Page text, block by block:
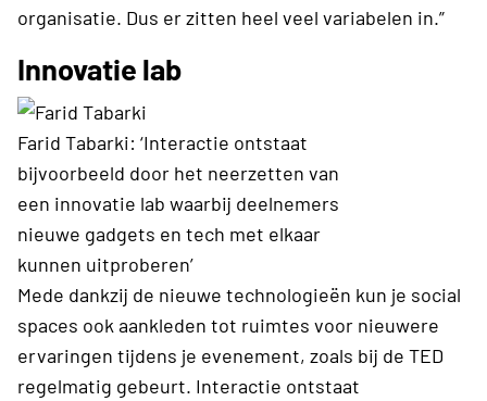
organisatie. Dus er zitten heel veel variabelen in.”
Innovatie lab
Farid Tabarki: ‘Interactie ontstaat
bijvoorbeeld door het neerzetten van
een innovatie lab waarbij deelnemers
nieuwe gadgets en tech met elkaar
kunnen uitproberen’
Mede dankzij de nieuwe technologieën kun je social
spaces ook aankleden tot ruimtes voor nieuwere
ervaringen tijdens je evenement, zoals bij de TED
regelmatig gebeurt. Interactie ontstaat